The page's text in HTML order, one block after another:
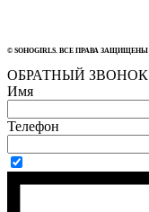
© SOHOGIRLS. ВСЕ ПРАВА ЗАЩИЩЕНЫ
ОБРАТНЫЙ ЗВОНОК
Имя
Телефон